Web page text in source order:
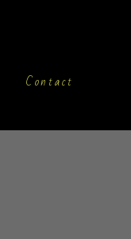
Contact